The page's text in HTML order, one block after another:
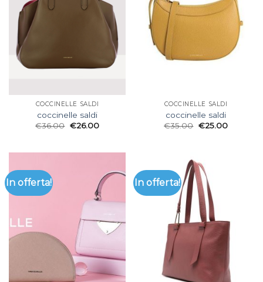
COCCINELLE SALDI
coccinelle saldi
€36.00 €26.00
COCCINELLE SALDI
coccinelle saldi
€35.00 €25.00
In offerta! In offerta!